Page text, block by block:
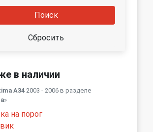
Поиск
Сбросить
в наличии
A34 2003 - 2006 в разделе
»
на порог